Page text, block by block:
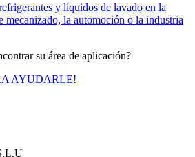
y líquidos de lavado en la
mecanizado, la automoción o la industria
su área de aplicación?
AYUDARLE!